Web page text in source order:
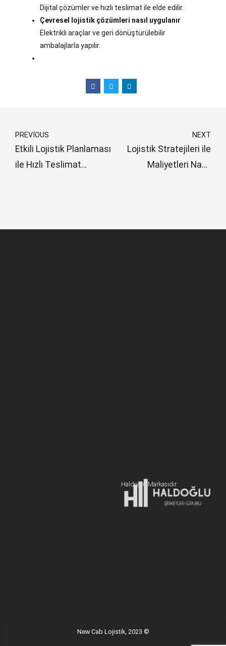
Dijital çözümler ve hızlı teslimat ile elde edilir.
Çevresel lojistik çözümleri nasıl uygulanır
Elektrikli araçlar ve geri dönüştürülebilir
ambalajlarla yapılır.
PREVIOUS
Etkili Lojistik Planlaması
ile Hızlı Teslimat
NEXT
Lojistik Stratejileri ile
Maliyetleri Nasıl
19 Mayıs Mah. Sümer Sk. Zitaş Blokları D:2 NO:7 Kadıköy
Haldoğlu Markasıdır
New Cab Lojistik, 2023 ©